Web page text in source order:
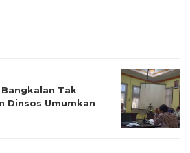
Tak
Dinsos Umumkan